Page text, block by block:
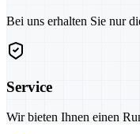
Bei uns erhalten Sie nur
Service
Wir bieten Ihnen einen